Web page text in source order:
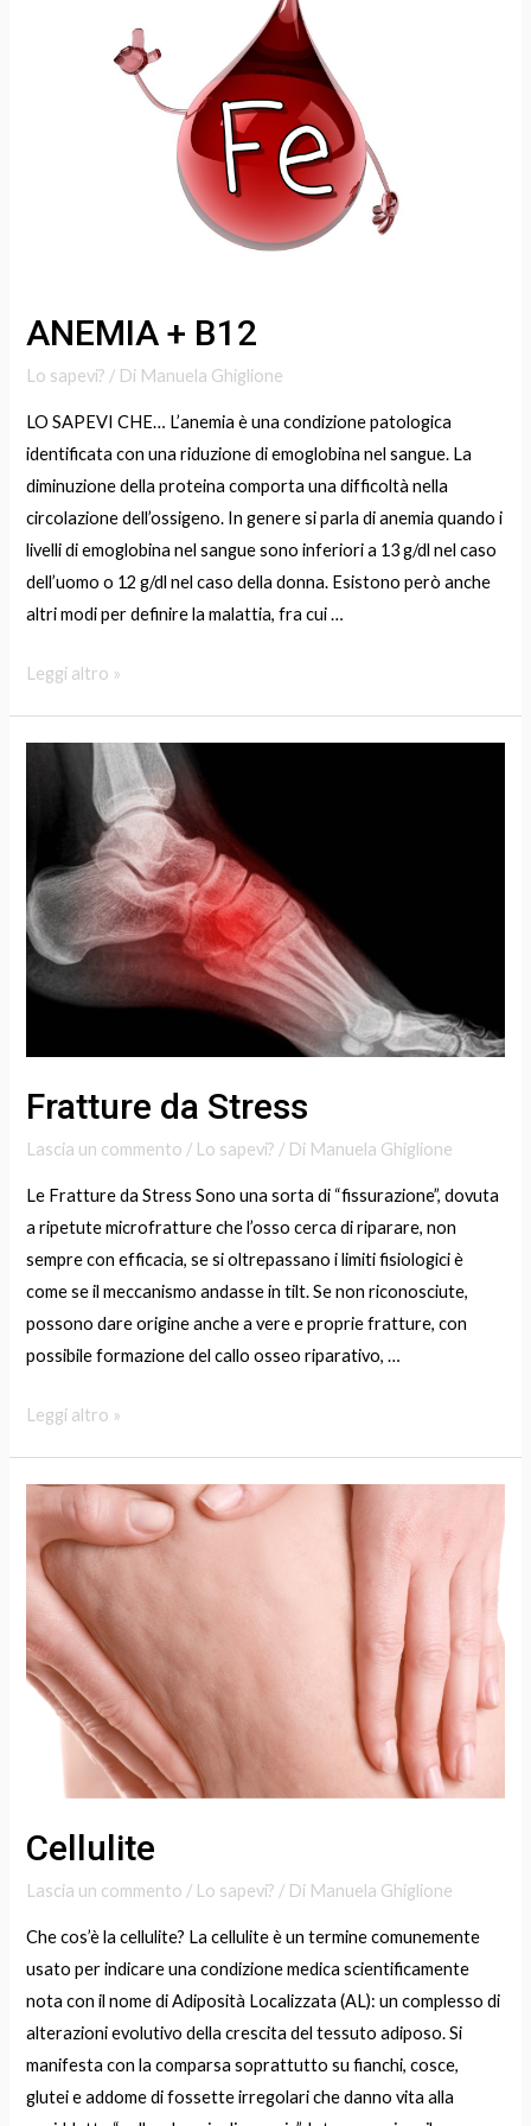
ANEMIA + B12
Lo sapevi? / Di Manuela Ghiglione
LO SAPEVI CHE… L’anemia è una condizione patologica
identificata con una riduzione di emoglobina nel sangue. La
diminuzione della proteina comporta una difficoltà nella
circolazione dell’ossigeno. In genere si parla di anemia quando i
livelli di emoglobina nel sangue sono inferiori a 13 g/dl nel caso
dell’uomo o 12 g/dl nel caso della donna. Esistono però anche
altri modi per definire la malattia, fra cui …
Leggi altro »
Fratture da Stress
Lascia un commento / Lo sapevi? / Di Manuela Ghiglione
Le Fratture da Stress Sono una sorta di “fissurazione”, dovuta
a ripetute microfratture che l’osso cerca di riparare, non
sempre con efficacia, se si oltrepassano i limiti fisiologici è
come se il meccanismo andasse in tilt. Se non riconosciute,
possono dare origine anche a vere e proprie fratture, con
possibile formazione del callo osseo riparativo, …
Leggi altro »
Cellulite
Lascia un commento / Lo sapevi? / Di Manuela Ghiglione
Che cos’è la cellulite? La cellulite è un termine comunemente
usato per indicare una condizione medica scientificamente
nota con il nome di Adiposità Localizzata (AL): un complesso di
alterazioni evolutivo della crescita del tessuto adiposo. Si
manifesta con la comparsa soprattutto su fianchi, cosce,
glutei e addome di fossette irregolari che danno vita alla
Cellulite